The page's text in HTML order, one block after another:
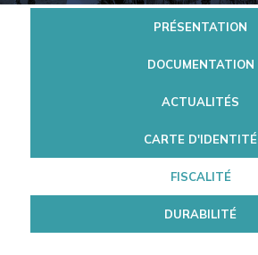
PRÉSENTATION
DOCUMENTATION
ACTUALITÉS
CARTE D'IDENTITÉ
FISCALITÉ
DURABILITÉ